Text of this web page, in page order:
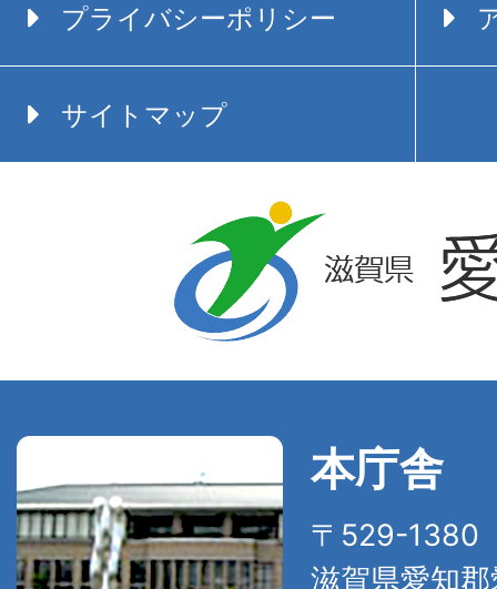
プライバシーポリシー
サイトマップ
本庁舎
〒529-
滋賀県愛知